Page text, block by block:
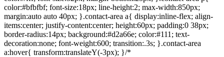
color:#bfbfbf; font-size:18px; line-height:2; max-width:850px;
margin:auto auto 40px; }.contact-area a{ display:inline-flex; align-
items:center; justify-content:center; height:60px; padding:0 38px;
border-radius:14px; background:#d2a66e; color:#111; text-
decoration:none; font-weight:600; transition:.3s; }.contact-area
a:hover{ transform:translateY(-3px); }/*